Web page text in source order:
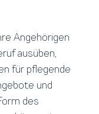
Angehörigen
ausüben,
für pflegende
und
des